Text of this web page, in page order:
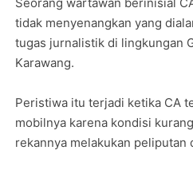
tidak menyenangkan yang
tugas jurnalistik di lingkungan
Karawang.
Peristiwa itu terjadi ketika CA
mobilnya karena kondisi
rekannya melakukan peliputan